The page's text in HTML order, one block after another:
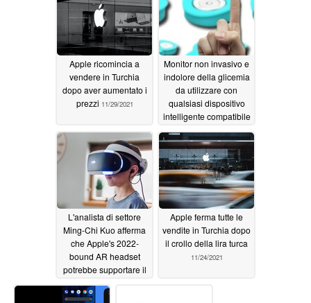
Apple ricomincia a
vendere in Turchia
dopo aver aumentato i
prezzi 11/29/2021
Monitor non invasivo e
indolore della glicemia
da utilizzare con
qualsiasi dispositivo
intelligente compatibile
nella pipeline Afon
11/29/2021
L'analista di settore
Ming-Chi Kuo afferma
che Apple's 2022-
bound AR headset
potrebbe supportare il
funzionamento
autonomo11/26/2021
Apple ferma tutte le
vendite in Turchia dopo
il crollo della lira turca
11/24/2021